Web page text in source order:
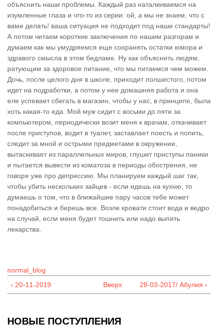
объяснить наши проблемы. Каждый раз наталкиваемся на
изумленные глаза и что-то из серии: ой, а мы не знаем, что с
вами делать! ваша ситуация не подходит под наши стандарты!
А потом читаем короткие заключения по нашим разгорам и
думаем как мы умудряемся еще сохранять остатки юмора и
здравого смысла в этом бедламе. Ну как объяснить людям,
ратующим за здоровое питание, что мы питаемся чем можем.
Дочь, после целого дня в школе, приходит полшестого, потом
идет на подработки, а потом у нее домашняя работа и она
еле успевает сбегать в магазин, чтобы у нас, в принципе, была
хоть какая-то еда. Мой муж сидит с восьми до пяти за
компьютером, периодически возит меня к врачам, откачивает
после приступов, водит в туалет, заставлает поесть и попить,
следит за мной и острыми предметами в окружении,
вытаскивает из параллельных миров, глушит приступы паники
и пытается вывести из коматоза в периоды обострения, не
говоря уже про депрессию. Мы планируем каждый шаг так,
чтобы убить нескольких зайцев - если идешь на кухню, то
думаешь о том, что в ближайшие пару часов тебе может
понадобиться и берешь все. Возле кровати стоит вода и ведро
на случай, если меня будет тошнить или надо выпить
лекарства.
normal_blog
‹ 20-11-2019
Вверх 28-03-2017/ Абулия ›
НОВЫЕ ПОСТУПЛЕНИЯ